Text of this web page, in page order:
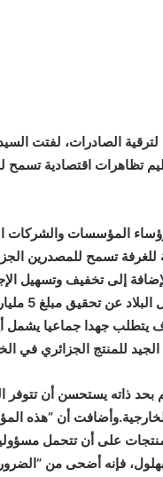
الصادرات، لفتت
تظاهرات اقتصادية تسمح
رؤساء المؤسسات والشركات
للغرفة تسمح للمصدرين
إلى تخفيف وتسهيل
عناء تنقل
يتطلب جهدا جماعيا يشمل
للمنتج الجزائري في
بحد ذاته يستحسن أن
أن “هذه
على أن تتحمل
فإنه أضحى من